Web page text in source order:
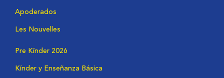
Apoderados
Les Nouvelles
Pre Kínder 2026
Kínder y Enseñanza Básica